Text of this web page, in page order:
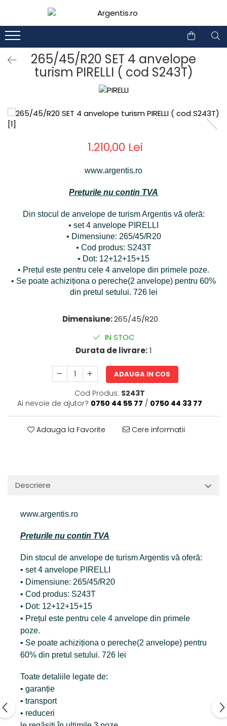
265/45/R20 SET 4 anvelope
turism PIRELLI ( cod S243T)
1.210,00 Lei
www.argentis.ro
Preturile nu contin TVA
Din stocul de anvelope de turism Argentis vă oferă:
• set 4 anvelope PIRELLI
• Dimensiune: 265/45/R20
• Cod produs: S243T
• Dot: 12+12+15+15
• Prețul este pentru cele 4 anvelope din primele poze.
• Se poate achiziționa o pereche(2 anvelope) pentru 60%
din pretul setului. 726 lei
Dimensiune:265/45/R20
IN STOC
Durata de livrare:1
ADAUGA IN COS
Cod Produs: S243T
Ai nevoie de ajutor? 0750 44 55 77 / 0750 44 33 77
Adauga la Favorite Cere informatii
Descriere
www.argentis.ro
Preturile nu contin TVA
Din stocul de anvelope de turism Argentis vă oferă:
• set 4 anvelope PIRELLI
• Dimensiune: 265/45/R20
• Cod produs: S243T
• Dot: 12+12+15+15
• Prețul este pentru cele 4 anvelope din primele
poze.
• Se poate achiziționa o pereche(2 anvelope) pentru
60% din pretul setului. 726 lei
Toate detaliile legate de:
• garanție
• transport
• reduceri